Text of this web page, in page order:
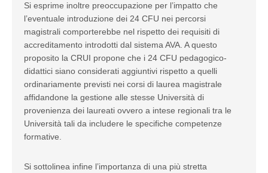
Si esprime inoltre preoccupazione per l’impatto che
l’eventuale introduzione dei 24 CFU nei percorsi
magistrali comporterebbe nel rispetto dei requisiti di
accreditamento introdotti dal sistema AVA. A questo
proposito la CRUI propone che i 24 CFU pedagogico-
didattici siano considerati aggiuntivi rispetto a quelli
ordinariamente previsti nei corsi di laurea magistrale
affidandone la gestione alle stesse Università di
provenienza dei laureati ovvero a intese regionali tra le
Università tali da includere le specifiche competenze
formative.
Si sottolinea infine l’importanza di una più stretta